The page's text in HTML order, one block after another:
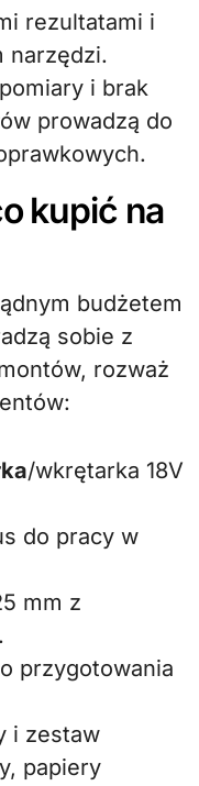
rezultatami i
narzędzi.
i brak
prowadzą do
kupić na
budżetem
sobie z
rozważ
/wkrętarka 18V
do pracy w
mm z
przygotowania
i zestaw
papiery